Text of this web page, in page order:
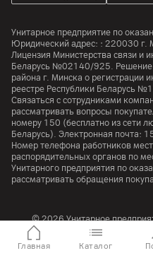
Унитарное предприятие по
Юридический адрес: : 220030 г.
Лицензия Министерства связи и
Беларусь №02140/925. Решение
района г. Минска о регистрации
реестре Республики Беларусь
Связаться с сотрудниками
рассматривать вопросы
номеру 150 (бесплатно из сети
Беларусь). Электронная почта:
Номер телефона работников
распорядительных органов по
Унитарного предприятия по
рассматривать обращения
© 2026 Унитарное
A1 Austria
A1 Croatia
Главная Каталог